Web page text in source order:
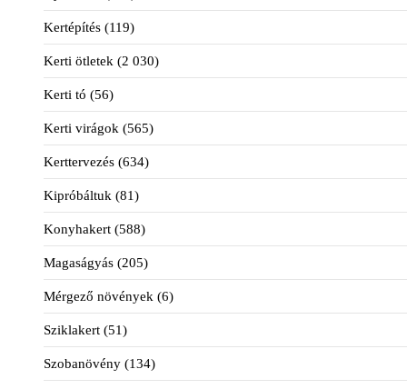
Kertépítés (119)
Kerti ötletek (2 030)
Kerti tó (56)
Kerti virágok (565)
Kerttervezés (634)
Kipróbáltuk (81)
Konyhakert (588)
Magaságyás (205)
Mérgező növények (6)
Sziklakert (51)
Szobanövény (134)